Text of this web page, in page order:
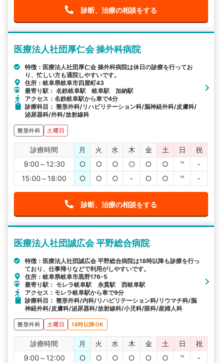
診断、治療の相談をする
医療法人社団厚仁会 操外科病院
特徴：医療法人社団厚仁会 操外科病院は休日の診療を行ってお
り、忙しい方も通院しやすいです。
住所：岐阜県岐阜市四屋町43
最寄り駅： 名鉄岐阜駅 岐阜駅 加納駅
アクセス：名鉄岐阜駅から車で4分
診療科目： 整形外科/リハビリテーション科/脳神経外科/皮膚科/
泌尿器科/外科/放射線科
整形外科 土曜日
診療時間 月 火 水 木 金 土 日
祝
9:00～12:30
○ ○ ○ ◎ ○ ○ ℡
-
15:00～18:00
○ ○ ○ - ○ ○ ℡ -
診断、治療の相談をする
医療法人社団誠広会 平野総合病院
特徴：医療法人社団誠広会 平野総合病院は18時以降も診療を行っ
ており、仕事帰りなどで利用がしやすいです。
住所：岐阜県岐阜市黒野176-5
最寄り駅： モレラ岐阜駅 糸貫駅 西岐阜駅
アクセス：モレラ岐阜駅から車で9分
診療科目： 整形外科/内科/リハビリテーション科/リウマチ科/脳
神経外科/皮膚科/泌尿器科/放射線科/小児科/眼科/産婦人科
整形外科 土曜日 18時以降OK
診療時間 月 火 水 木 金 土 日
祝
9:00～12:00
○ ○ ○ ○ ○ ○ ℡
-